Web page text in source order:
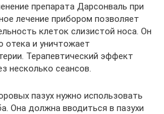
препарата Дарсонваль при
лечение прибором позволяет
клеток слизистой носа. Он
отека и уничтожает
Терапевтический эффект
несколько сеансов.
пазух нужно использовать
Она должна вводиться в пазухи